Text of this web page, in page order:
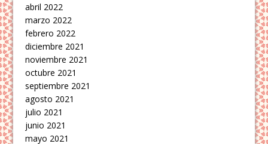
abril 2022
marzo 2022
febrero 2022
diciembre 2021
noviembre 2021
octubre 2021
septiembre 2021
agosto 2021
julio 2021
junio 2021
mayo 2021